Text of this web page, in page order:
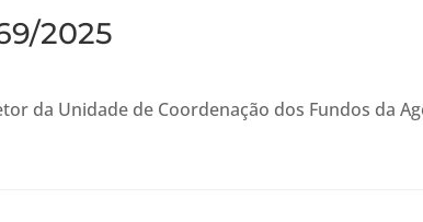
2025
da Unidade de Coordenação dos Fundos da